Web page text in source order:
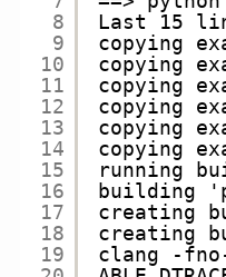
8
9
10
11
12
13
14
15
16
17
18
19
Last 15
copying
copying
copying
copying
copying
copying
running
building
creating
creating
clang -